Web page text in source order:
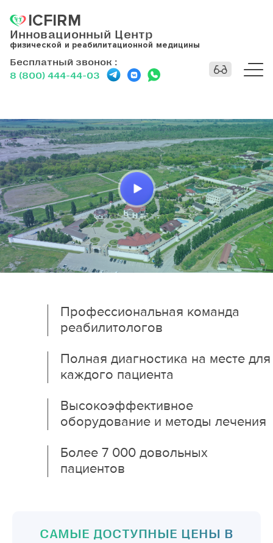
ICFIRM
Инновационный Центр
физической и реабилитационной медицины
Бесплатный звонок :
8 (800) 444-44-03
Профессиональная команда
реабилитологов
Полная диагностика на месте для
каждого пациента
Высокоэффективное
оборудование и методы лечения
Более 7 000 довольных
пациентов
САМЫЕ ДОСТУПНЫЕ ЦЕНЫ В